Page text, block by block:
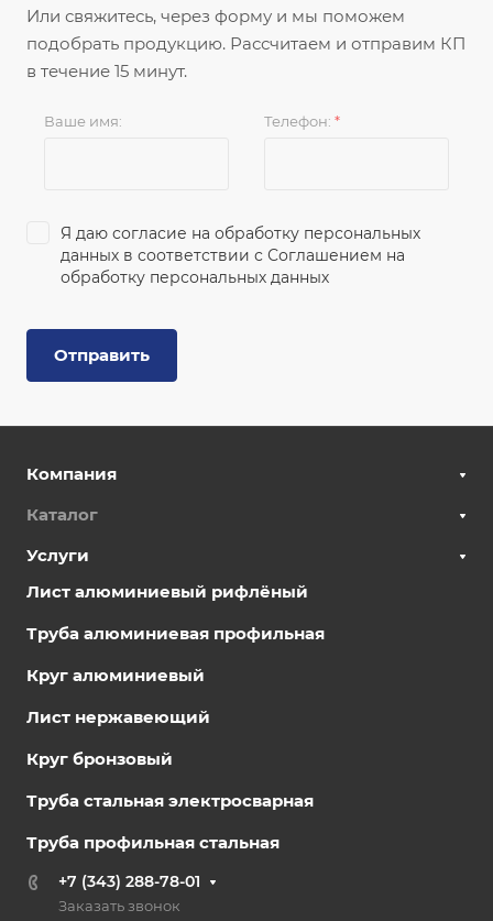
Или свяжитесь, через форму и мы поможем
подобрать продукцию. Рассчитаем и отправим КП
в течение 15 минут.
Ваше имя: Телефон: *
Я даю согласие на обработку персональных
данных в соответствии с Соглашением на
обработку персональных данных
Отправить
Компания
Каталог
Услуги
Лист алюминиевый рифлёный
Труба алюминиевая профильная
Круг алюминиевый
Лист нержавеющий
Круг бронзовый
Труба стальная электросварная
Труба профильная стальная
+7 (343) 288-78-01
Заказать звонок